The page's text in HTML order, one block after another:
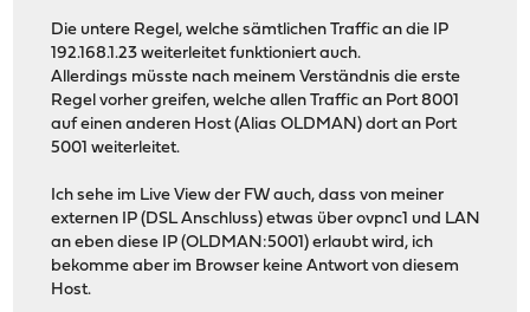
Die untere Regel, welche sämtlichen Traffic an die IP
192.168.1.23 weiterleitet funktioniert auch.
Allerdings müsste nach meinem Verständnis die erste
Regel vorher greifen, welche allen Traffic an Port 8001
auf einen anderen Host (Alias OLDMAN) dort an Port
5001 weiterleitet.
Ich sehe im Live View der FW auch, dass von meiner
externen IP (DSL Anschluss) etwas über ovpnc1 und LAN
an eben diese IP (OLDMAN:5001) erlaubt wird, ich
bekomme aber im Browser keine Antwort von diesem
Host.